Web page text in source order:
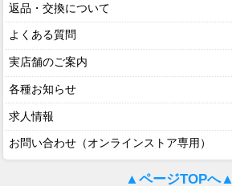
返品・交換について
よくある質問
実店舗のご案内
各種お知らせ
求人情報
お問い合わせ（オンラインストア専用）
▲ページTOPへ▲